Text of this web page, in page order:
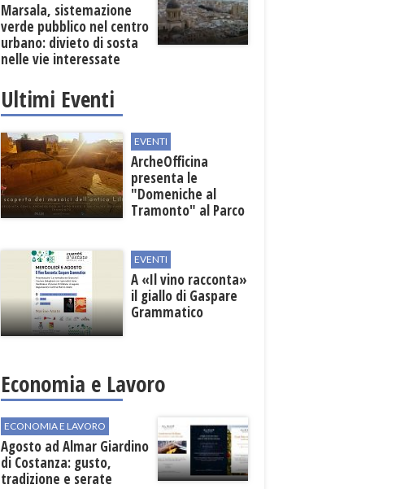
Marsala, sistemazione
verde pubblico nel centro
urbano: divieto di sosta
nelle vie interessate
Ultimi Eventi
EVENTI
ArcheOfficina
presenta le
"Domeniche al
Tramonto" al Parco
EVENTI
A «Il vino racconta»
il giallo di Gaspare
Grammatico
Economia e Lavoro
ECONOMIA E LAVORO
Agosto ad Almar Giardino
di Costanza: gusto,
tradizione e serate